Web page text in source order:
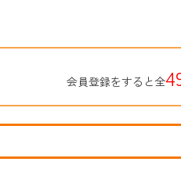
ンズ淵頭店……約730ｍ 〇セブンイ
約450ｍ 〇水海道郵便局……約340
会員登録をすると全